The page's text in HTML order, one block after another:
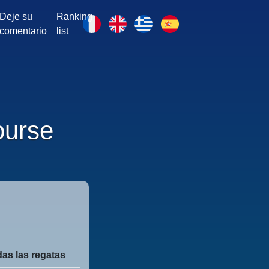
su
Ranking
list
las regatas